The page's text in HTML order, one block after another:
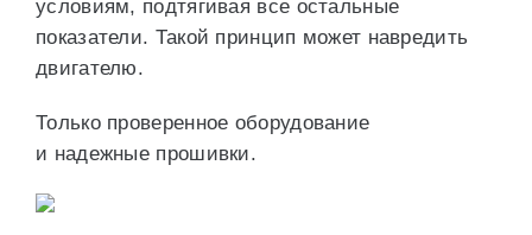
условиям, подтягивая все остальные
показатели. Такой принцип может навредить
двигателю.
Только проверенное оборудование
и надежные прошивки.